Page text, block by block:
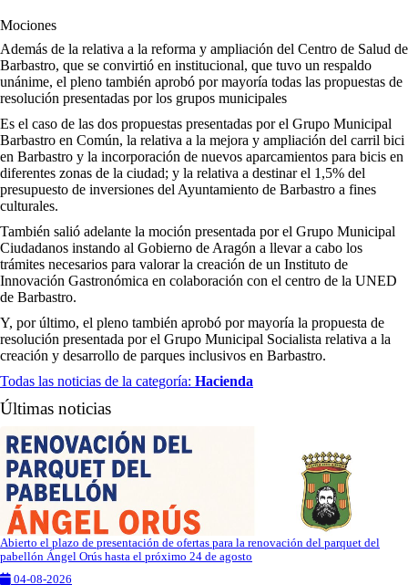
Mociones
Además de la relativa a la reforma y ampliación del Centro de Salud de
Barbastro, que se convirtió en institucional, que tuvo un respaldo
unánime, el pleno también aprobó por mayoría todas las propuestas de
resolución presentadas por los grupos municipales
Es el caso de las dos propuestas presentadas por el Grupo Municipal
Barbastro en Común, la relativa a la mejora y ampliación del carril bici
en Barbastro y la incorporación de nuevos aparcamientos para bicis en
diferentes zonas de la ciudad; y la relativa a destinar el 1,5% del
presupuesto de inversiones del Ayuntamiento de Barbastro a fines
culturales.
También salió adelante la moción presentada por el Grupo Municipal
Ciudadanos instando al Gobierno de Aragón a llevar a cabo los
trámites necesarios para valorar la creación de un Instituto de
Innovación Gastronómica en colaboración con el centro de la UNED
de Barbastro.
Y, por último, el pleno también aprobó por mayoría la propuesta de
resolución presentada por el Grupo Municipal Socialista relativa a la
creación y desarrollo de parques inclusivos en Barbastro.
Todas las noticias de la categoría: Hacienda
Últimas noticias
Abierto el plazo de presentación de ofertas para la renovación del parquet del
pabellón Ángel Orús hasta el próximo 24 de agosto
04-08-2026